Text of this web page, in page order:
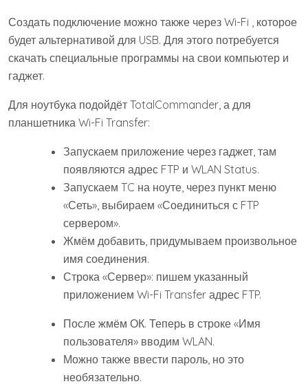
Создать подключение можно также через Wi-Fi , которое
будет альтернативой для USB. Для этого потребуется
скачать специальные программы на свои компьютер и
гаджет.
Для ноутбука подойдёт TotalCommander, а для
планшетника Wi-Fi Transfer:
Запускаем приложение через гаджет, там
появляются адрес FTP и WLAN Status.
Запускаем TC на ноуте, через пункт меню
«Сеть», выбираем «Соединиться с FTP
сервером».
Жмём добавить, придумываем произвольное
имя соединения.
Строка «Сервер»: пишем указанный
приложением Wi-Fi Transfer адрес FTP.
После жмём ОК. Теперь в строке «Имя
пользователя» вводим WLAN.
Можно также ввести пароль, но это
необязательно.